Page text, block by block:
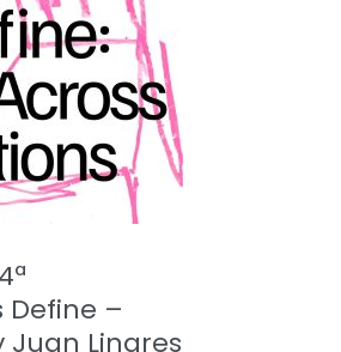
Define –
Juan Linares